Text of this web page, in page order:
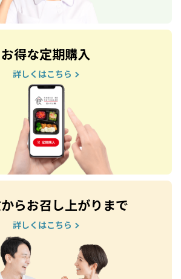
お得な定期購入
詳しくはこちら
らお召し上がりまで
詳しくはこちら